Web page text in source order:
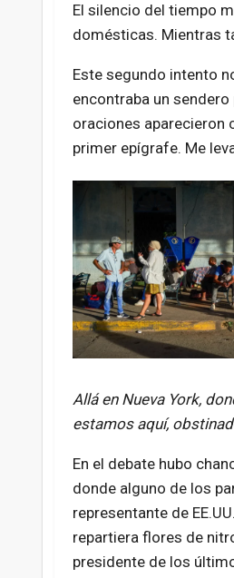
El silencio del tiempo
domésticas. Mientras
Este segundo intento
encontraba un
oraciones aparecieron
primer epígrafe. Me
Allá en Nueva York,
estamos aquí,
En el debate hubo
donde alguno de los
representante de
repartiera flores de
presidente de los